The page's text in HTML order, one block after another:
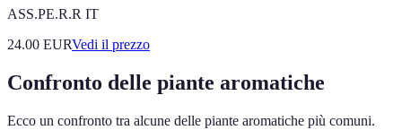
ASS.PE.R.R IT
24.00 EURVedi il prezzo
Confronto delle piante aromatiche
Ecco un confronto tra alcune delle piante aromatiche più comuni.